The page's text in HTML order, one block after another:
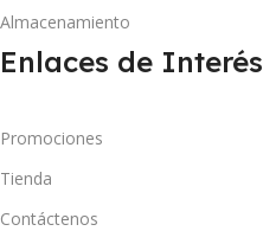
Almacenamiento
Enlaces de Interés
Promociones
Tienda
Contáctenos